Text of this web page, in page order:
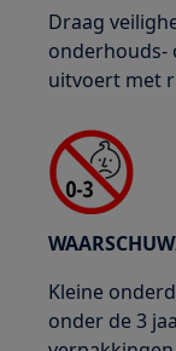
Draag
onderhouds-
uitvoert met
Kleine
onder de 3